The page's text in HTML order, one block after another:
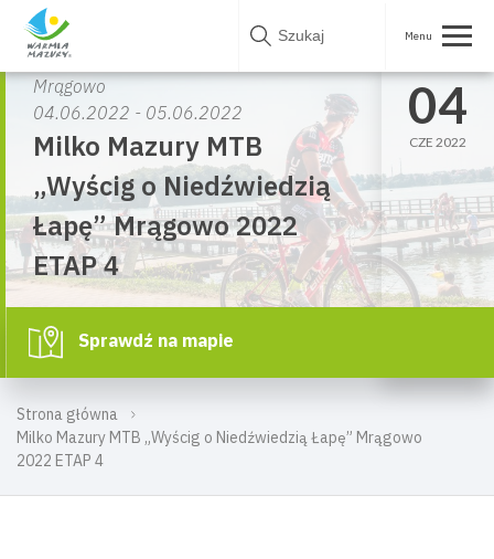
Skip
Strona główna
Milko Mazury MTB „Wyścig o Niedźwiedzią Łapę” Mrągowo
2022 ETAP 4
Mrągowo
04.06.2022 - 05.06.2022
Milko Mazury MTB
„Wyścig o Niedźwiedzią
Łapę” Mrągowo 2022
ETAP 4
04
CZE 2022
Sprawdź na mapie